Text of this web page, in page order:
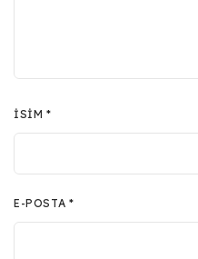
İSIM*
E-POSTA *